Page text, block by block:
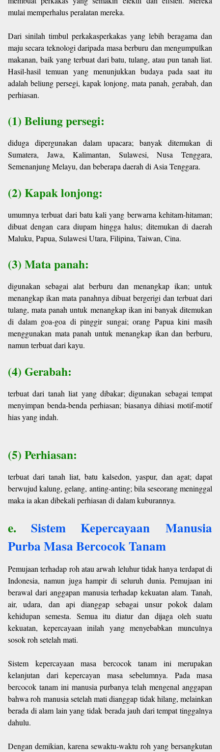
mulai memperhalus peralatan mereka.
Dari sinilah timbul perkakasperkakas yang lebih beragama dan
maju secara teknologi daripada masa berburu dan mengumpulkan
makanan, baik yang terbuat dari batu, tulang, atau pun tanah liat.
Hasil-hasil temuan yang menunjukkan budaya pada saat itu
adalah beliung persegi, kapak lonjong, mata panah, gerabah, dan
perhiasan.
(1) Beliung persegi:
diduga dipergunakan dalam upacara; banyak ditemukan di
Sumatera, Jawa, Kalimantan, Sulawesi, Nusa Tenggara,
Semenanjung Melayu, dan beberapa daerah di Asia Tenggara.
(2) Kapak lonjong:
umumnya terbuat dari batu kali yang berwarna kehitam-hitaman;
dibuat dengan cara diupam hingga halus; ditemukan di daerah
Maluku, Papua, Sulawesi Utara, Filipina, Taiwan, Cina.
(3) Mata panah:
digunakan sebagai alat berburu dan menangkap ikan; untuk
menangkap ikan mata panahnya dibuat bergerigi dan terbuat dari
tulang, mata panah untuk menangkap ikan ini banyak ditemukan
di dalam goa-goa di pinggir sungai; orang Papua kini masih
menggunakan mata panah untuk menangkap ikan dan berburu,
namun terbuat dari kayu.
(4) Gerabah:
terbuat dari tanah liat yang dibakar; digunakan sebagai tempat
menyimpan benda-benda perhiasan; biasanya dihiasi motif-motif
hias yang indah.
(5) Perhiasan:
terbuat dari tanah liat, batu kalsedon, yaspur, dan agat; dapat
berwujud kalung, gelang, anting-anting; bila seseorang meninggal
maka ia akan dibekali perhiasan di dalam kuburannya.
e. Sistem Kepercayaan Manusia
Purba Masa Bercocok Tanam
Pemujaan terhadap roh atau arwah leluhur tidak hanya terdapat di
Indonesia, namun juga hampir di seluruh dunia. Pemujaan ini
berawal dari anggapan manusia terhadap kekuatan alam. Tanah,
air, udara, dan api dianggap sebagai unsur pokok dalam
kehidupan semesta. Semua itu diatur dan dijaga oleh suatu
kekuatan, kepercayaan inilah yang menyebabkan munculnya
sosok roh setelah mati.
Sistem kepercayaan masa bercocok tanam ini merupakan
kelanjutan dari kepercayan masa sebelumnya. Pada masa
bercocok tanam ini manusia purbanya telah mengenal anggapan
bahwa roh manusia setelah mati dianggap tidak hilang, melainkan
berada di alam lain yang tidak berada jauh dari tempat tinggalnya
dahulu.
Dengan demikian, karena sewaktu-waktu roh yang bersangkutan